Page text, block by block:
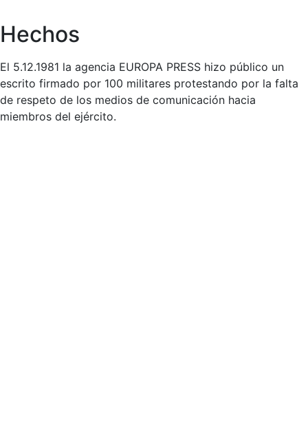
Hechos
El 5.12.1981 la agencia EUROPA PRESS hizo público un
escrito firmado por 100 militares protestando por la falta
de respeto de los medios de comunicación hacia
miembros del ejército.